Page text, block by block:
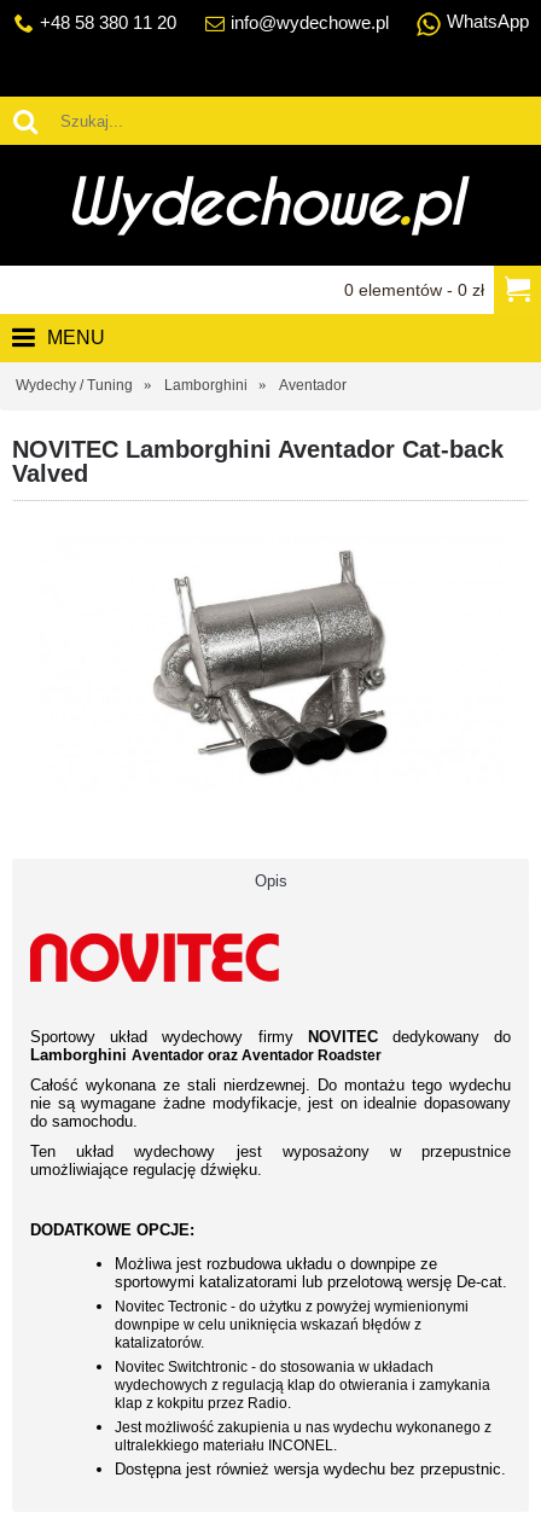
+48 58 380 11 20 info@wydechowe.pl WhatsApp
0 elementów - 0 zł
MENU
Wydechy / Tuning Lamborghini Aventador
NOVITEC Lamborghini Aventador Cat-back
Valved
Opis
Sportowy układ wydechowy firmy NOVITEC dedykowany do
Lamborghini Aventador oraz Aventador Roadster
Całość wykonana ze stali nierdzewnej. Do montażu tego wydechu
nie są wymagane żadne modyfikacje, jest on idealnie dopasowany
do samochodu.
Ten układ wydechowy jest wyposażony w przepustnice
umożliwiające regulację dźwięku.
DODATKOWE OPCJE:
Możliwa jest rozbudowa układu o downpipe ze
sportowymi katalizatorami lub przelotową wersję De-cat.
Novitec Tectronic - do użytku z powyżej wymienionymi
downpipe w celu uniknięcia wskazań błędów z
katalizatorów.
Novitec Switchtronic - do stosowania w układach
wydechowych z regulacją klap do otwierania i zamykania
klap z kokpitu przez Radio.
Jest możliwość zakupienia u nas wydechu wykonanego z
ultralekkiego materiału INCONEL.
Dostępna jest również wersja wydechu bez przepustnic.